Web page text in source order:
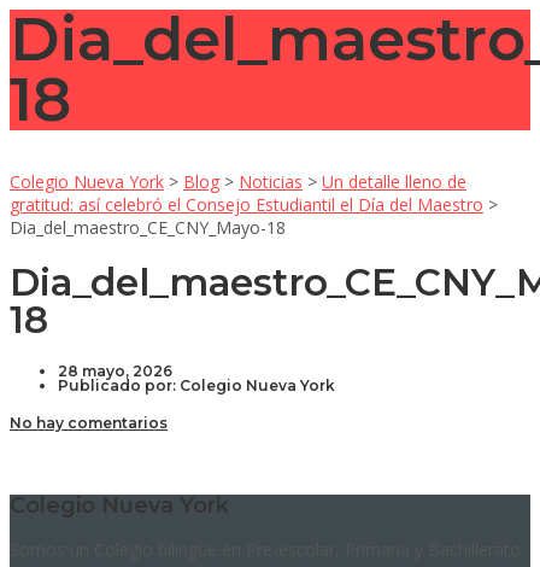
18
Colegio Nueva York > Blog > Noticias > Un detalle lleno de
gratitud: así celebró el Consejo Estudiantil el Día del Maestro >
Dia_del_maestro_CE_CNY_Mayo-18
18
28 mayo, 2026
Publicado por: Colegio Nueva York
No hay comentarios
Colegio Nueva York